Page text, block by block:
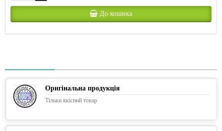
До кошика
Оригінальна продукція
Тільки якісний товар